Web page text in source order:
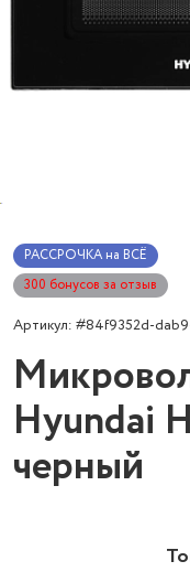
РАССРОЧКА на ВСЁ
300 бонусов за отзыв
Артикул: #84f9352d-
Hyundai
черный